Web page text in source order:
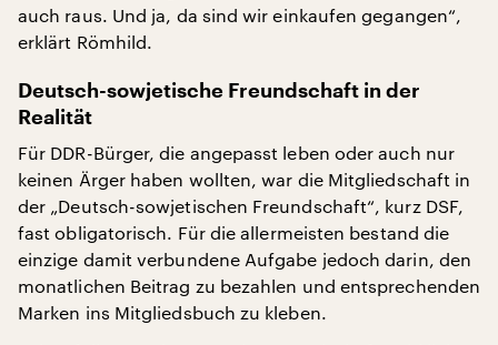
auch raus. Und ja, da sind wir einkaufen gegangen“,
erklärt Römhild.
Deutsch-sowjetische Freundschaft in der
Realität
Für DDR-Bürger, die angepasst leben oder auch nur
keinen Ärger haben wollten, war die Mitgliedschaft in
der „Deutsch-sowjetischen Freundschaft“, kurz DSF,
fast obligatorisch. Für die allermeisten bestand die
einzige damit verbundene Aufgabe jedoch darin, den
monatlichen Beitrag zu bezahlen und entsprechenden
Marken ins Mitgliedsbuch zu kleben.